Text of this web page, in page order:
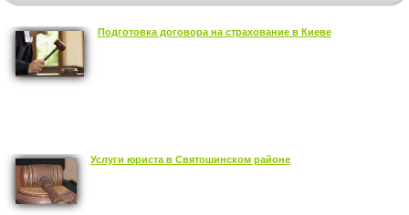
Подготовка договора на страхование в Киеве
Услуги юриста в Святошинском районе